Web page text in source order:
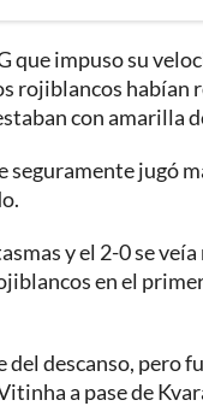
que impuso su
rojiblancos habían
con amarilla
jugó
y el 2-0 se
en el
descanso, pero
a pase de